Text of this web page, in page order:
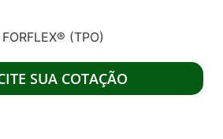
SUA COTAÇÃO